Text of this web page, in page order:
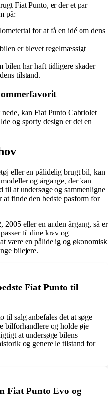
Fiat Punto, er der et par
på:
for at få en idé om dens
er blevet regelmæssigt
bilen har haft tidligere skader
tilstand.
kan Fiat Punto Cabriolet
og sporty design er det en
eller en pålidelig brugt bil, kan
og årgange, der kan
til at undersøge og sammenligne
finde den bedste pasform for
2005 eller en anden årgang, så er
til dine krav og
være en pålidelig og økonomisk
bilejere.
Fiat Punto til
til salg anbefales det at søge
bilforhandlere og holde øje
at undersøge bilens
og generelle tilstand for
Fiat Punto Evo og